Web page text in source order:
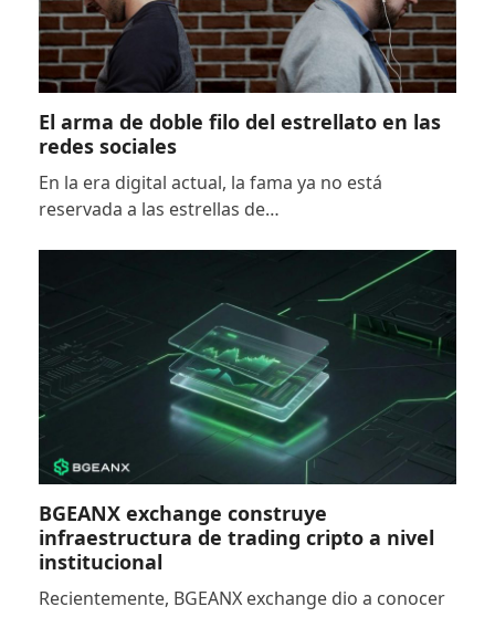
El arma de doble filo del estrellato en las
redes sociales
En la era digital actual, la fama ya no está
reservada a las estrellas de…
BGEANX exchange construye
infraestructura de trading cripto a nivel
institucional
Recientemente, BGEANX exchange dio a conocer